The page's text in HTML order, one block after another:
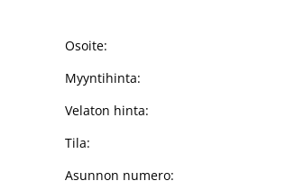
Osoite:
Myyntihinta:
Velaton hinta:
Tila:
Asunnon numero: